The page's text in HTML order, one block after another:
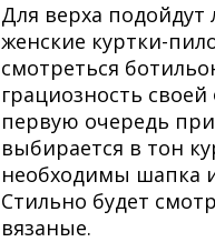
Для верха
женские куртки-
смотреться
грациозность
первую очередь
выбирается в тон
необходимы шапка
Стильно будет
вязаные.